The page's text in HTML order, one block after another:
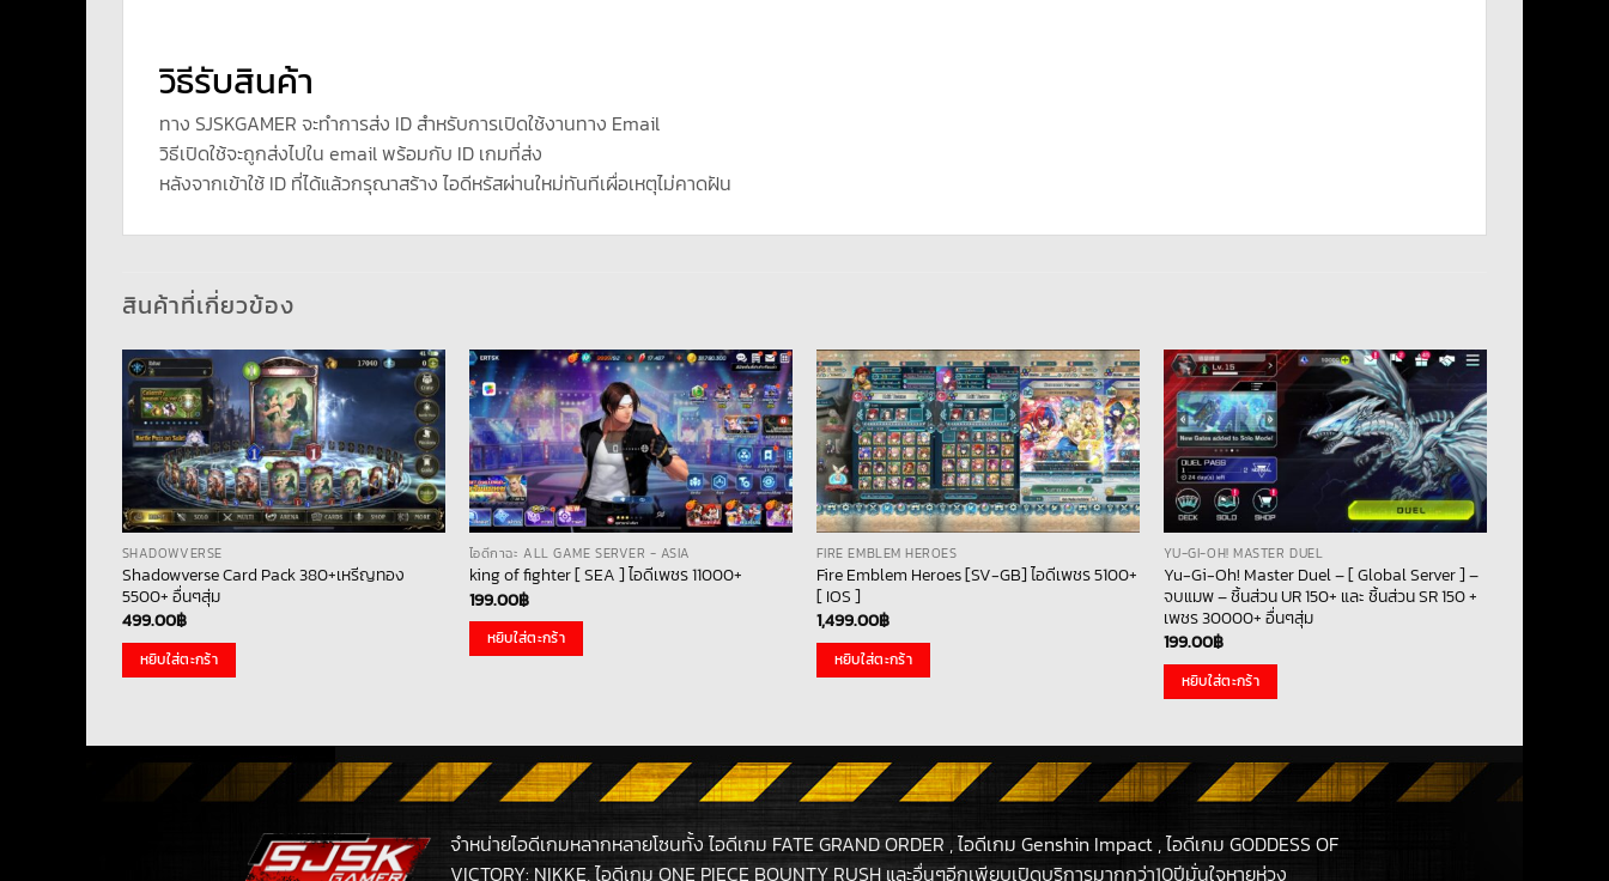
วิธีรับสินค้า
ทาง SJSKGAMER จะทำการส่ง ID สำหรับการเปิดใช้งานทาง Email
วิธีเปิดใช้จะถูกส่งไปใน email พร้อมกับ ID เกมที่ส่ง
หลังจากเข้าใช้ ID ที่ได้แล้วกรุณาสร้าง ไอดีหรัสผ่านใหม่ทันทีเผื่อเหตุไม่คาดฝัน
สินค้าที่เกี่ยวข้อง
SHADOWVERSE
Shadowverse Card Pack 380+เหรีญทอง
5500+ อื่นๆสุ่ม
499.00฿
หยิบใส่ตะกร้า
ไอดีกาฉะ ALL GAME SERVER - ASIA
king of fighter [ SEA ] ไอดีเพชร 11000+
199.00฿
หยิบใส่ตะกร้า
FIRE EMBLEM HEROES
Fire Emblem Heroes [SV-GB] ไอดีเพชร 5100+
[ IOS ]
1,499.00฿
หยิบใส่ตะกร้า
YU-GI-OH! MASTER DUEL
Yu-Gi-Oh! Master Duel – [ Global Server ] –
จบแมพ – ชิ้นส่วน UR 150+ และ ชิ้นส่วน SR 150 +
เพชร 30000+ อื่นๆสุ่ม
199.00฿
หยิบใส่ตะกร้า
จำหน่ายไอดีเกมหลากหลายโซนทั้ง ไอดีเกม FATE GRAND ORDER , ไอดีเกม Genshin Impact , ไอดีเกม GODDESS OF
VICTORY: NIKKE, ไอดีเกม ONE PIECE BOUNTY RUSH และอื่นๆอีกเพียบเปิดบริการมากกว่า10ปีมั่นใจหายห่วง